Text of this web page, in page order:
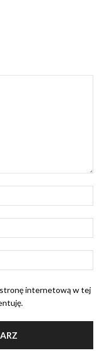
stronę internetową w tej